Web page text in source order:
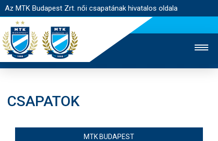
Az MTK Budapest Zrt. női csapatának hivatalos oldala
JEGYÉRTÉKESÍTÉS
WEBSHOP
STADION
CSAPATOK
MTK BUDAPEST